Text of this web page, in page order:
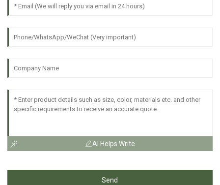
AI Helps Write
Send